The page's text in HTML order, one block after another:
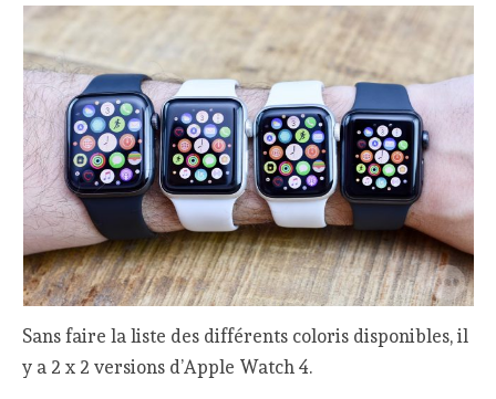
Sans faire la liste des différents coloris disponibles, il
y a 2 x 2 versions d’Apple Watch 4.